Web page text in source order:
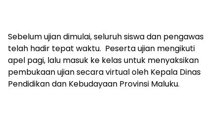
Sebelum ujian dimulai, seluruh siswa dan pengawas
telah hadir tepat waktu. Peserta ujian mengikuti
apel pagi, lalu masuk ke kelas untuk menyaksikan
pembukaan ujian secara virtual oleh Kepala Dinas
Pendidikan dan Kebudayaan Provinsi Maluku.